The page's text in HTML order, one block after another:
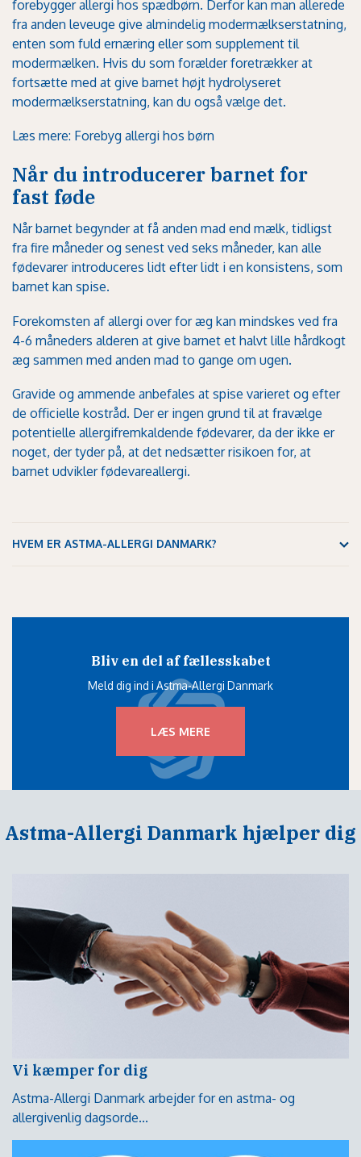
forebygger allergi hos spædbørn. Derfor kan man allerede
fra anden leveuge give almindelig modermælkserstatning,
enten som fuld ernæring eller som supplement til
modermælken. Hvis du som forælder foretrækker at
fortsætte med at give barnet højt hydrolyseret
modermælkserstatning, kan du også vælge det.
Læs mere: Forebyg allergi hos børn
Når du introducerer barnet for
fast føde
Når barnet begynder at få anden mad end mælk, tidligst
fra fire måneder og senest ved seks måneder, kan alle
fødevarer introduceres lidt efter lidt i en konsistens, som
barnet kan spise.
Forekomsten af allergi over for æg kan mindskes ved fra
4-6 måneders alderen at give barnet et halvt lille hårdkogt
æg sammen med anden mad to gange om ugen.
Gravide og ammende anbefales at spise varieret og efter
de officielle kostråd. Der er ingen grund til at fravælge
potentielle allergifremkaldende fødevarer, da der ikke er
noget, der tyder på, at det nedsætter risikoen for, at
barnet udvikler fødevareallergi.
HVEM ER ASTMA-ALLERGI DANMARK?
Bliv en del af fællesskabet
Meld dig ind i Astma-Allergi Danmark
LÆS MERE
Astma-Allergi Danmark hjælper dig
Vi kæmper for dig
Astma-Allergi Danmark arbejder for en astma- og
allergivenlig dagsorde...